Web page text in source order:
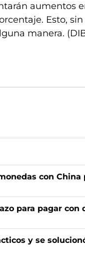
aumentos
Esto, sin
manera.
con China
para pagar con
y se